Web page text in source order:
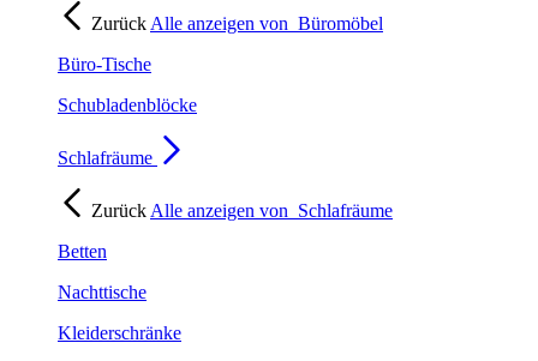
Zurück Alle anzeigen von Büromöbel
Büro-Tische
Schubladenblöcke
Schlafräume
Zurück Alle anzeigen von Schlafräume
Betten
Nachttische
Kleiderschränke